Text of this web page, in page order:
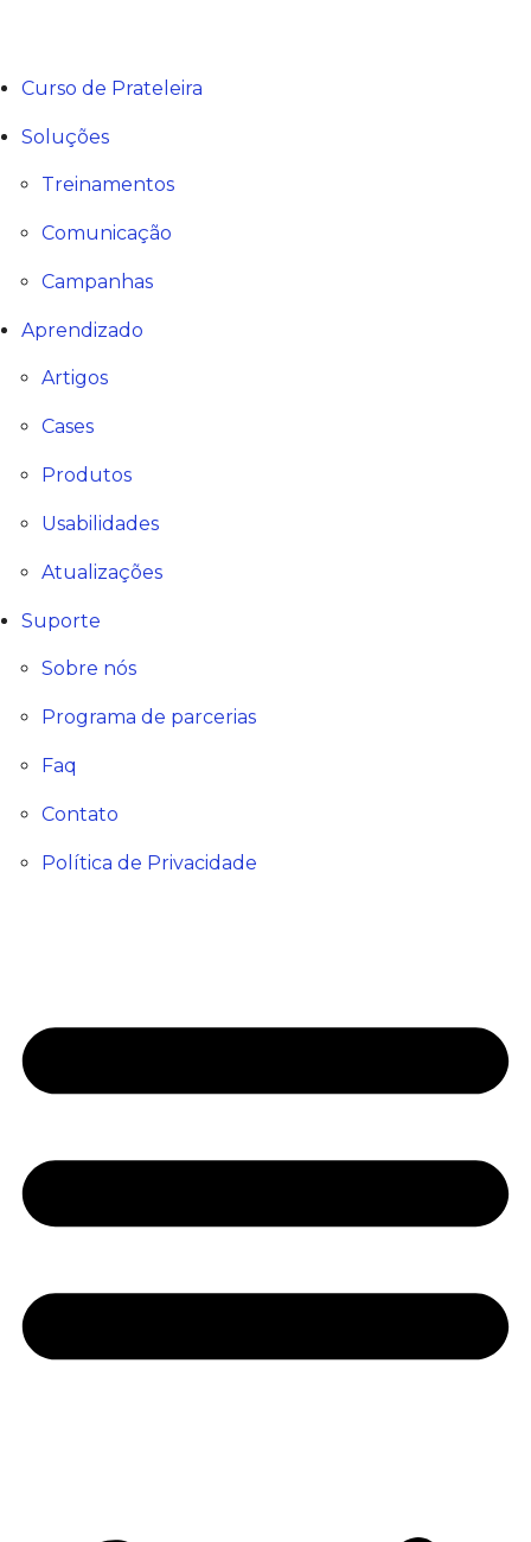
Curso de Prateleira
Soluções
Treinamentos
Comunicação
Campanhas
Aprendizado
Artigos
Cases
Produtos
Usabilidades
Atualizações
Suporte
Sobre nós
Programa de parcerias
Faq
Contato
Política de Privacidade